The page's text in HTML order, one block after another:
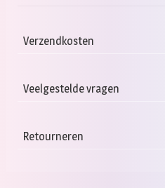
Verzendkosten
Veelgestelde vragen
Retourneren